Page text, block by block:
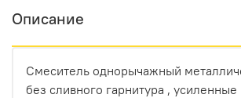
Описание
Смеситель однорычажный
без сливного гарнитура ,